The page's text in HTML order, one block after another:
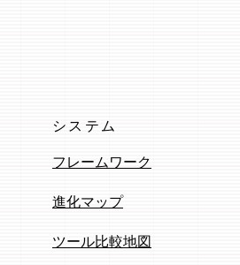
システム
フレームワーク
進化マップ
ツール比較地図